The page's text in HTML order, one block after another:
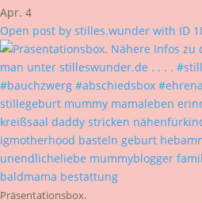
Apr. 4
Open post by stilles.wunder with ID
Präsentationsbox.